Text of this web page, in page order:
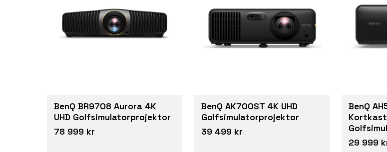
BenQ BR9708 Aurora 4K
UHD Golfsimulatorprojektor
78 999 kr
BenQ AK700ST 4K UHD
Golfsimulatorprojektor
39 499 kr
BenQ
29 999